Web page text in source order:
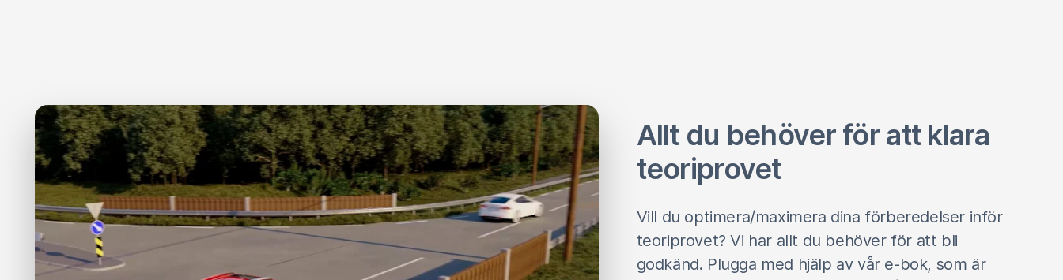
Allt du behöver för att klara
teoriprovet
Vill du optimera/maximera dina förberedelser inför
teoriprovet? Vi har allt du behöver för att bli
godkänd. Plugga med hjälp av vår e-bok, som är